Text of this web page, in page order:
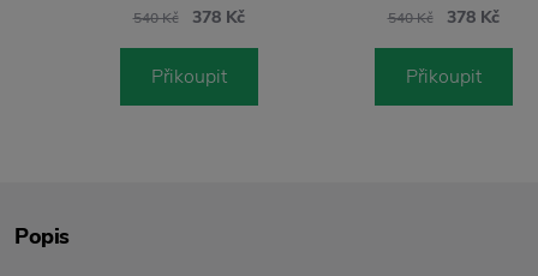
Popis
540 Kč 378 Kč
Přikoupit
540 Kč 378 Kč
Přikoupit